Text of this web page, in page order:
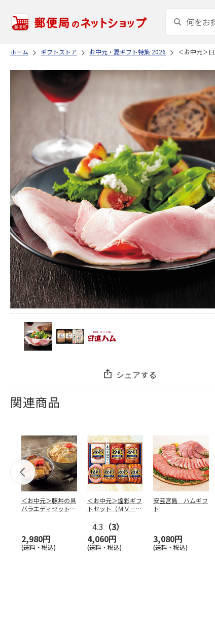
ホーム ギフトストア お中元・夏ギフト特集 2026 ＜お中元＞
シェアする
関連商品
＜お中元＞豚丼の具
バラエティセット
2,980円
(送料・税込)
＜お中元＞煌彩ギフ
トセット（ＭＶ－５
4.3 （3）
4,060円
(送料・税込)
安芸宮島 ハムギフ
ト
3,080円
(送料・税込)